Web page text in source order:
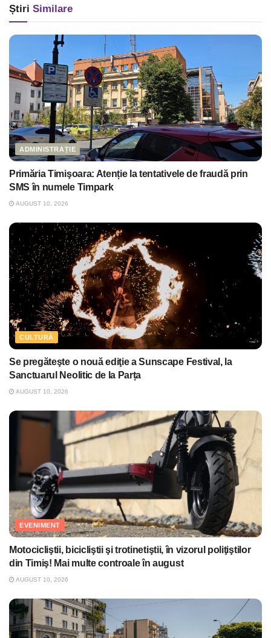
Știri Similare
ADMINISTRAȚIE
Primăria Timişoara: Atenție la tentativele de fraudă prin
SMS în numele Timpark
AUGUST 10, 2026
CULTURĂ
Se pregăteşte o nouă ediţie a Sunscape Festival, la
Sanctuarul Neolitic de la Parța
AUGUST 10, 2026
EVENIMENT
Motocicliştii, bicicliştii şi trotinetiştii, în vizorul poliţiştilor
din Timiş! Mai multe controale în august
AUGUST 10, 2026